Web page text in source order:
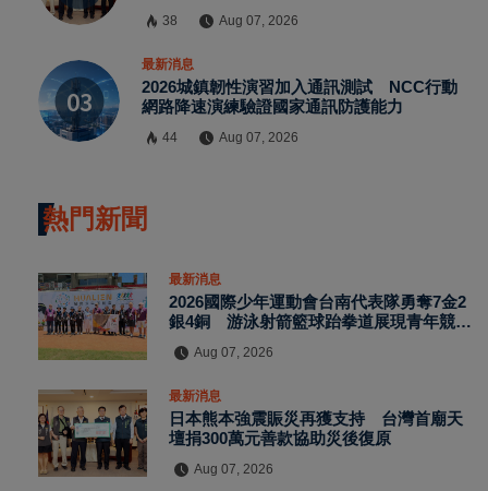
38 Aug 07, 2026
最新消息
2026城鎮韌性演習加入通訊測試 NCC行動
網路降速演練驗證國家通訊防護能力
44 Aug 07, 2026
熱門新聞
最新消息
2026國際少年運動會台南代表隊勇奪7金2
銀4銅 游泳射箭籃球跆拳道展現青年競技
Aug 07, 2026
最新消息
日本熊本強震賑災再獲支持 台灣首廟天
壇捐300萬元善款協助災後復原
Aug 07, 2026